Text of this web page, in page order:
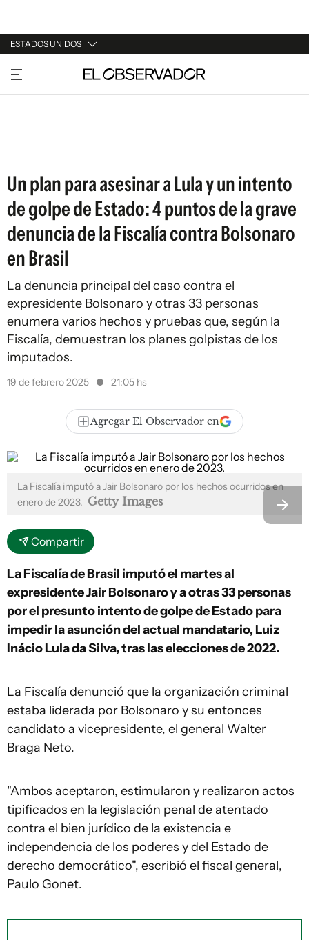
ESTADOS UNIDOS
URUGUAY
ARGENTINA
Un plan para asesinar a Lula y un intento
de golpe de Estado: 4 puntos de la grave
denuncia de la Fiscalía contra Bolsonaro
en Brasil
La denuncia principal del caso contra el
expresidente Bolsonaro y otras 33 personas
enumera varios hechos y pruebas que, según la
Fiscalía, demuestran los planes golpistas de los
imputados.
19 de febrero 2025 21:05 hs
Agregar El Observador en
La Fiscalía imputó a Jair Bolsonaro por los hechos ocurridos en
enero de 2023. Getty Images
Compartir
La Fiscalía de Brasil imputó el martes al
expresidente Jair Bolsonaro y a otras 33 personas
por el presunto intento de golpe de Estado para
impedir la asunción del actual mandatario, Luiz
Inácio Lula da Silva, tras las elecciones de 2022.
La Fiscalía denunció que la organización criminal
estaba liderada por Bolsonaro y su entonces
candidato a vicepresidente, el general Walter
Braga Neto.
"Ambos aceptaron, estimularon y realizaron actos
tipificados en la legislación penal de atentado
contra el bien jurídico de la existencia e
independencia de los poderes y del Estado de
derecho democrático", escribió el fiscal general,
Paulo Gonet.